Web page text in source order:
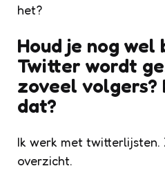
het?
Houd je nog wel
Twitter wordt
zoveel volgers?
dat?
Ik werk met
overzicht.